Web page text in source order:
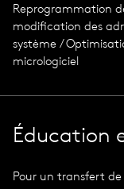
Reprogrammation
modification des
système /
micrologiciel
Éducation
Pour un transfert